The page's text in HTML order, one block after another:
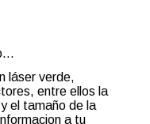
láser verde,
entre ellos la
el tamaño de la
a tu